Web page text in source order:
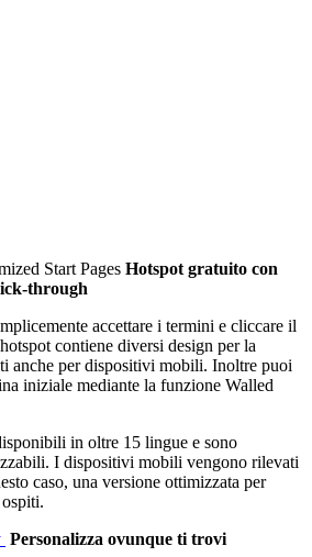
Hotspot gratuito con
through
accettare i termini e cliccare il
contiene diversi design per la
anche per dispositivi mobili. Inoltre puoi
iniziale mediante la funzione Walled
in oltre 15 lingue e sono
I dispositivi mobili vengono rilevati
caso, una versione ottimizzata per
Personalizza ovunque ti trovi